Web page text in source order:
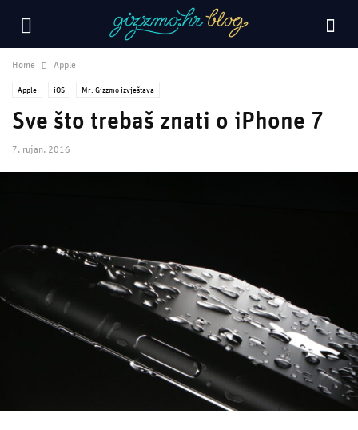
Home Apple
Apple iOS Mr. Gizzmo izvještava
Sve što trebaš znati o iPhone 7
7. rujan, 2016